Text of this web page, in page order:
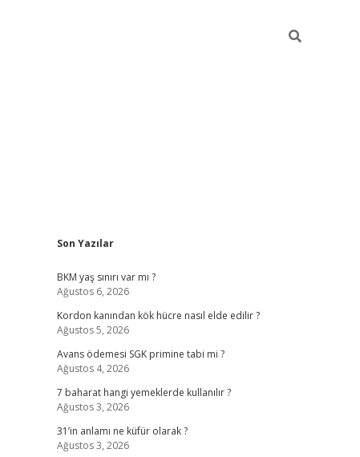
Sidebar
Son Yazılar
BKM yaş sınırı var mı ?
Ağustos 6, 2026
Kordon kanından kök hücre nasıl elde edilir ?
Ağustos 5, 2026
Avans ödemesi SGK primine tabi mi ?
Ağustos 4, 2026
7 baharat hangi yemeklerde kullanılır ?
Ağustos 3, 2026
31’in anlamı ne küfür olarak ?
Ağustos 3, 2026
betexper giriş